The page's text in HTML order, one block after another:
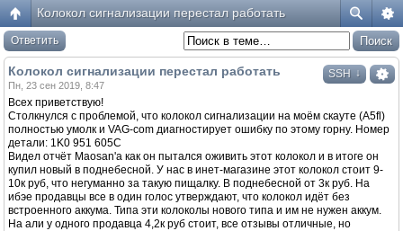
Колокол сигнализации перестал работать
Ответить
SSH ↓
Колокол сигнализации перестал работать
Пн, 23 сен 2019, 8:47
Всех приветствую!
Столкнулся с проблемой, что колокол сигнализации на моём скауте (A5fl)
полностью умолк и VAG-com диагностирует ошибку по этому горну. Номер
детали: 1K0 951 605C
Видел отчёт Maosan'а как он пытался оживить этот колокол и в итоге он
купил новый в поднебесной. У нас в инет-магазине этот колокол стоит 9-
10к руб, что негуманно за такую пищалку. В поднебесной от 3к руб. На
ибэе продавцы все в один голос утверждают, что колокол идёт без
встроенного аккума. Типа эти колоколы нового типа и им не нужен аккум.
На али у одного продавца 4,2к руб стоит, все отзывы отличные, но